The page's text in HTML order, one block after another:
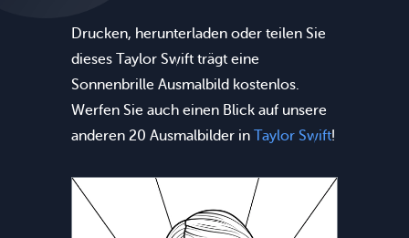
Drucken, herunterladen oder teilen Sie
dieses Taylor Swift trägt eine
Sonnenbrille Ausmalbild kostenlos.
Werfen Sie auch einen Blick auf unsere
anderen 20 Ausmalbilder in Taylor Swift!